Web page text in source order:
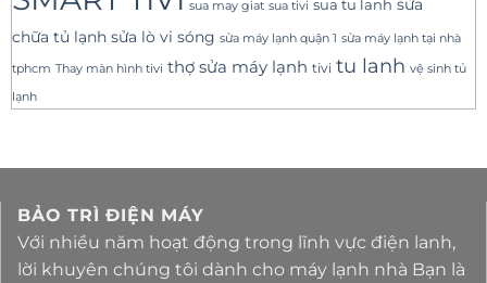
sua may giat sua tivi sua tu lanh sửa
chữa tủ lạnh sửa lò vi sóng sửa máy lạnh quận 1 sửa máy lạnh tại nhà
tphcm Thay màn hình tivi thợ sửa máy lạnh tivi tu lanh vệ sinh tủ
lạnh
BẢO TRÌ ĐIỆN MÁY
Với nhiều năm hoạt động trong lĩnh vực điện lanh,
lời khuyên chúng tôi dành cho máy lạnh nhà Bạn là